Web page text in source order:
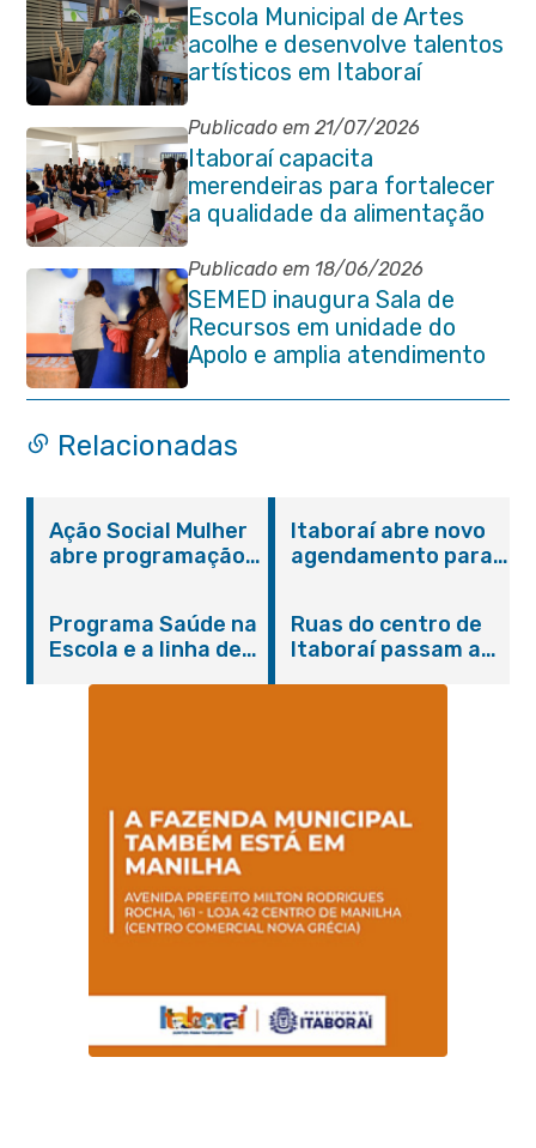
Escola Municipal de Artes
acolhe e desenvolve talentos
artísticos em Itaboraí
Publicado em 21/07/2026
Itaboraí capacita
merendeiras para fortalecer
a qualidade da alimentação
escolar na rede municipal
Publicado em 18/06/2026
SEMED inaugura Sala de
Recursos em unidade do
Apolo e amplia atendimento
especializado na rede
municipal
Relacionadas
Ação Social Mulher
abre programação
serviços gratuitos e
orientações
Itaboraí abre novo
agendamento para
Programa Saúde na
Escola e a linha de
Magalhães Seabra
Ruas do centro de
Itaboraí passam a